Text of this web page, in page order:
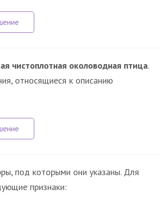
чистоплотная околоводная птица.
относящиеся к описанию
под которыми они указаны. Для
признаки: